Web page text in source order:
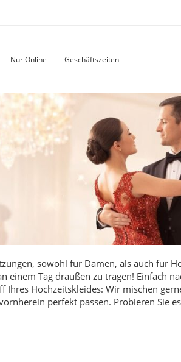
Nur Online Geschäftszeiten
sowohl für Damen, als auch für
Tag draußen zu tragen! Einfach
Ihres Hochzeitskleides: Wir mischen
perfekt passen. Probieren Sie